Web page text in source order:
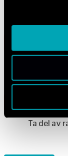
Samla
Använd
Ta del av